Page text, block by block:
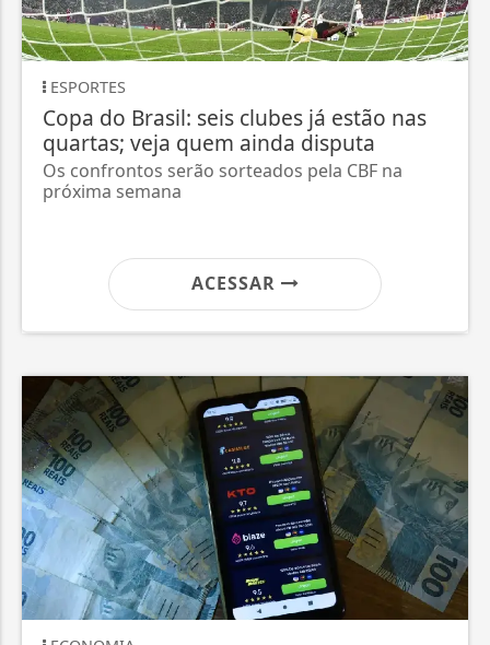
ESPORTES
Copa do Brasil: seis clubes já estão nas
quartas; veja quem ainda disputa
Os confrontos serão sorteados pela CBF na
próxima semana
ACESSAR